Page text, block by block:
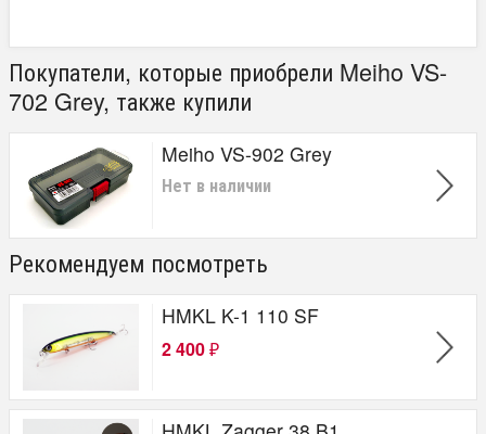
Покупатели, которые приобрели Meiho VS-
702 Grey, также купили
Meiho VS-902 Grey
Нет в наличии
Рекомендуем посмотреть
HMKL K-1 110 SF
2 400 ₽